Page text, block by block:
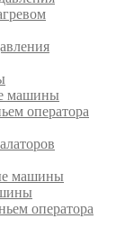
машины
оператора
машины
оператора